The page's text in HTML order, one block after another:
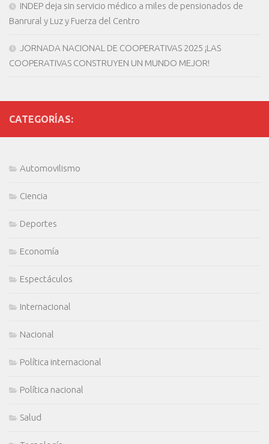
INDEP deja sin servicio médico a miles de pensionados de
Banrural y Luz y Fuerza del Centro
JORNADA NACIONAL DE COOPERATIVAS 2025 ¡LAS
COOPERATIVAS CONSTRUYEN UN MUNDO MEJOR!
CATEGORÍAS:
Automovilismo
Ciencia
Deportes
Economía
Espectáculos
Internacional
Nacional
Política internacional
Política nacional
Salud